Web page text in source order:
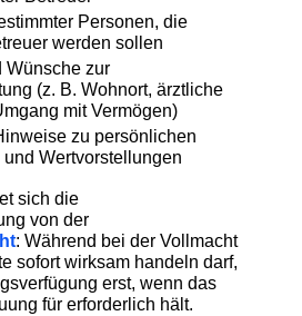
Personen, die
werden sollen
Wünsche zur
(z. B. Wohnort, ärztliche
mit Vermögen)
zu persönlichen
Wertvorstellungen
sich die
von der
: Während bei der Vollmacht
sofort wirksam handeln darf,
erst, wenn das
für erforderlich hält.